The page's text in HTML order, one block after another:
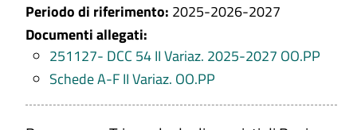
Periodo di riferimento: 2025-2026-2027
Documenti allegati:
251127- DCC 54 II Variaz. 2025-2027 OO.PP
Schede A-F II Variaz. OO.PP